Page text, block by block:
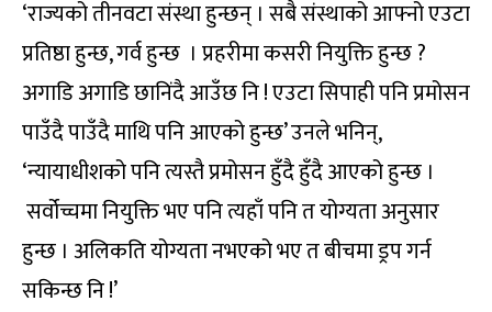
‘राज्यको तीनवटा संस्था हुन्छन् । सबै संस्थाको आफ्नो एउटा
प्रतिष्ठा हुन्छ, गर्व हुन्छ । प्रहरीमा कसरी नियुक्ति हुन्छ ?
अगाडि अगाडि छानिंदै आउँछ नि ! एउटा सिपाही पनि प्रमोसन
पाउँदै पाउँदै माथि पनि आएको हुन्छ’ उनले भनिन्,
‘न्यायाधीशको पनि त्यस्तै प्रमोसन हुँदै हुँदै आएको हुन्छ ।
सर्वोच्चमा नियुक्ति भए पनि त्यहाँ पनि त योग्यता अनुसार
हुन्छ । अलिकति योग्यता नभएको भए त बीचमा ड्रप गर्न
सकिन्छ नि !’